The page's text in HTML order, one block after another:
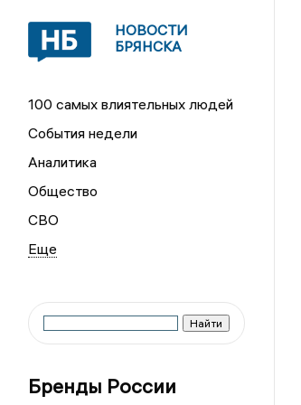
НОВОСТИ
БРЯНСКА
100 самых влиятельных людей
События недели
Аналитика
Общество
СВО
Бренды России